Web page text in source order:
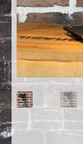
La philosophie
Lampe à poser
Les Collections
Luminaires
Mentions Légales